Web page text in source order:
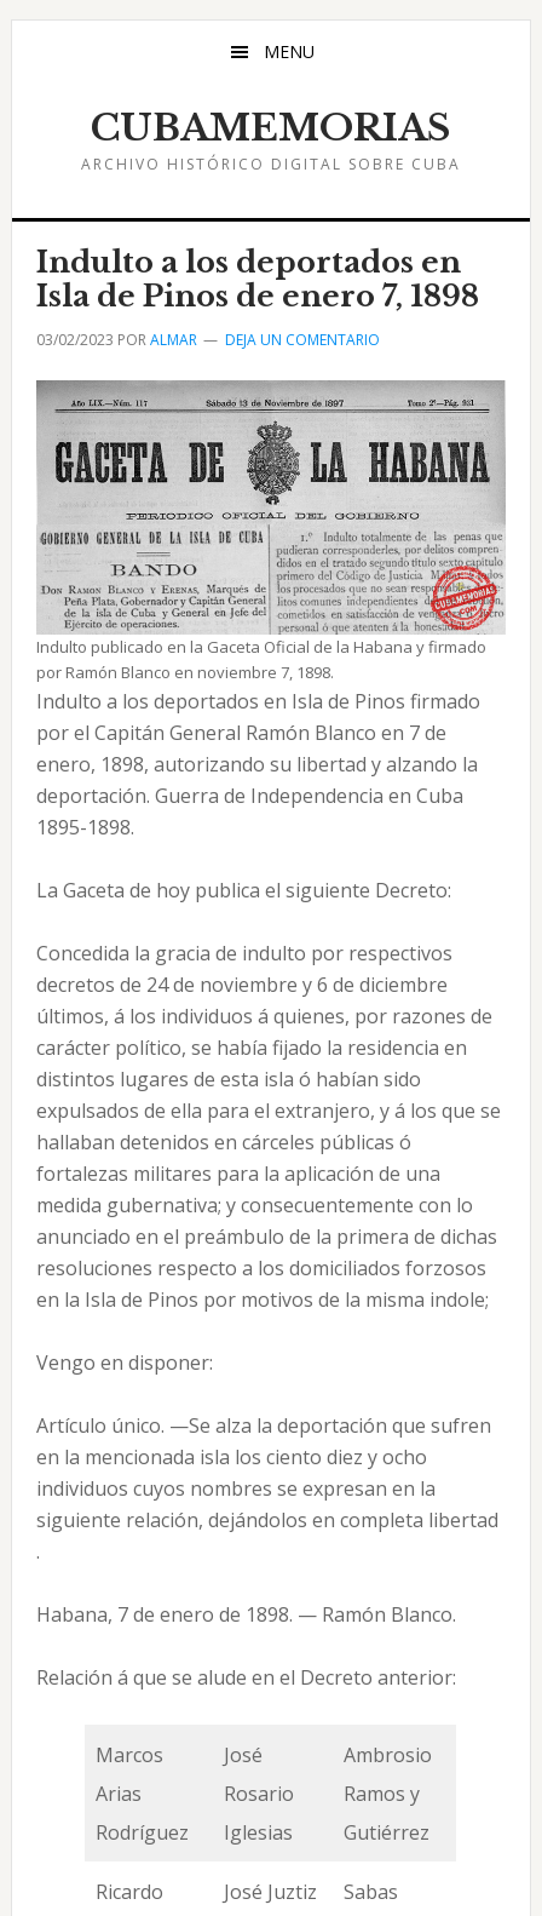
Saltar
Saltar
Saltar
MENU
CUBAMEMORIAS
ARCHIVO HISTÓRICO DIGITAL SOBRE CUBA
Indulto a los deportados en
Isla de Pinos de enero 7, 1898
03/02/2023 PORALMAR DEJA UN COMENTARIO
Indulto publicado en la Gaceta Oficial de la Habana y firmado
por Ramón Blanco en noviembre 7, 1898.
Indulto a los deportados en Isla de Pinos firmado
por el Capitán General Ramón Blanco en 7 de
enero, 1898, autorizando su libertad y alzando la
deportación. Guerra de Independencia en Cuba
1895-1898.
La Gaceta de hoy publica el siguiente Decreto:
Concedida la gracia de indulto por respectivos
decretos de 24 de noviembre y 6 de diciembre
últimos, á los individuos á quienes, por razones de
carácter político, se había fijado la residencia en
distintos lugares de esta isla ó habían sido
expulsados de ella para el extranjero, y á los que se
hallaban detenidos en cárceles públicas ó
fortalezas militares para la aplicación de una
medida gubernativa; y consecuentemente con lo
anunciado en el preámbulo de la primera de dichas
resoluciones respecto a los domiciliados forzosos
en la Isla de Pinos por motivos de la misma indole;
Vengo en disponer:
Artículo único. —Se alza la deportación que sufren
en la mencionada isla los ciento diez y ocho
individuos cuyos nombres se expresan en la
siguiente relación, dejándolos en completa libertad
.
Habana, 7 de enero de 1898. — Ramón Blanco.
Relación á que se alude en el Decreto anterior:
Marcos
Arias
Rodríguez
José
Rosario
Iglesias
Ambrosio
Ramos y
Gutiérrez
Ricardo
José Juztiz
Sabas